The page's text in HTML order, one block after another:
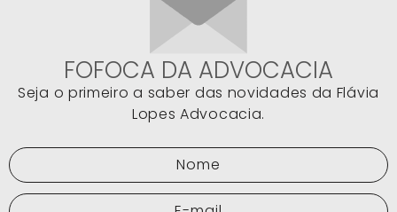
FOFOCA DA ADVOCACIA
Seja o primeiro a saber das novidades da Flávia
Lopes Advocacia.